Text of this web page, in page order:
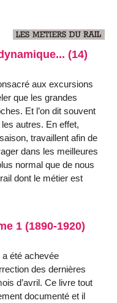
(14)
aux excursions
que les grandes
Et l’on dit souvent
autres. En effet,
travaillent afin de
dans les meilleures
normal que de nous
dont le métier est
1 (1890-1920)
été achevée
des dernières
d’avril. Ce livre tout
documenté et il